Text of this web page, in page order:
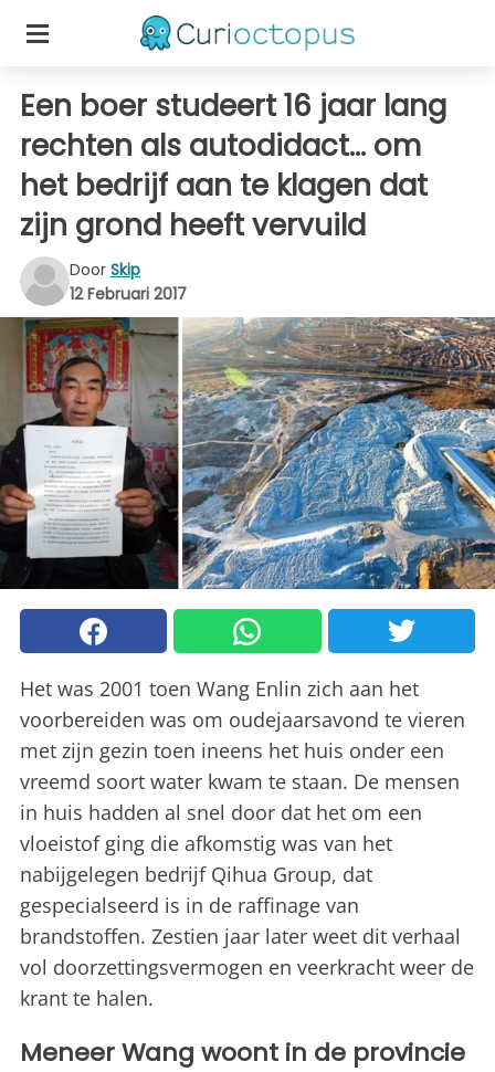
Een boer studeert 16 jaar lang
rechten als autodidact... om
het bedrijf aan te klagen dat
zijn grond heeft vervuild
Door Skip
12 Februari 2017
Het was 2001 toen Wang Enlin zich aan het
voorbereiden was om oudejaarsavond te vieren
met zijn gezin toen ineens het huis onder een
vreemd soort water kwam te staan. De mensen
in huis hadden al snel door dat het om een
vloeistof ging die afkomstig was van het
nabijgelegen bedrijf Qihua Group, dat
gespecialseerd is in de raffinage van
brandstoffen. Zestien jaar later weet dit verhaal
vol doorzettingsvermogen en veerkracht weer de
krant te halen.
Meneer Wang woont in de provincie